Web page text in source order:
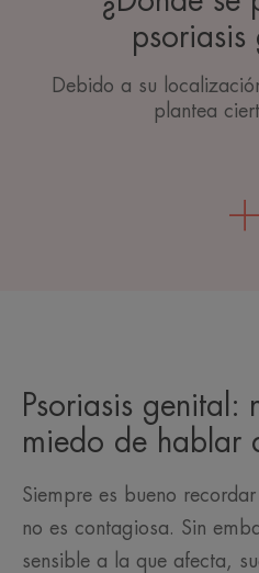
psoriasis
Debido a su
plantea
Psoriasis genital:
miedo de hablar
Siempre es bueno
no es contagiosa. Sin
sensible a la que afecta,